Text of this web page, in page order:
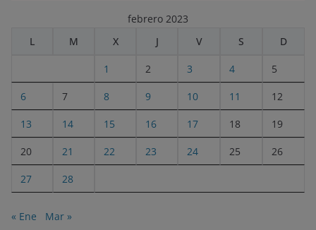
febrero 2023
L
M X J V S D
1 2 3 4 5
6 7 8 9 10 11 12
13 14 15 16 17 18 19
20 21 22 23 24 25 26
27 28
« Ene Mar »